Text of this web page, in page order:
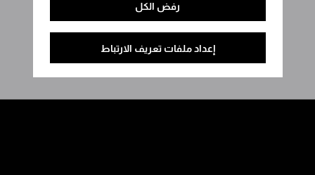
رفض الكل
إعداد ملفات تعريف الارتباط